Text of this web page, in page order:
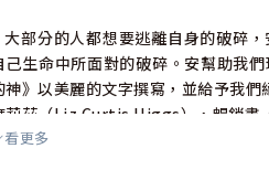
部分的人都想要逃離自身的破碎
己生命中所面對的破碎。安幫助我
神》以美麗的文字撰寫，並給予我們
莉茲（Liz Curtis Higgs），暢銷書
看更多